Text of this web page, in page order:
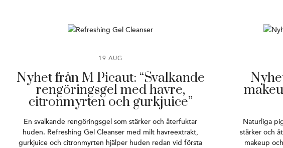
19 AUG
Nyhet från M Picaut: “Svalkande
rengöringsgel med havre,
citronmyrten och gurkjuice”
En svalkande rengöringsgel som stärker och återfuktar
huden. Refreshing Gel Cleanser med milt havreextrakt,
gurkjuice och citronmyrten hjälper huden redan vid första
Naturliga
stärker och
makeup